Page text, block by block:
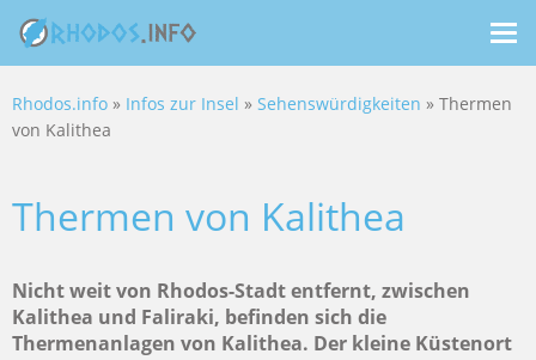
Rhodos.info » Infos zur Insel » Sehenswürdigkeiten » Thermen
von Kalithea
Thermen von Kalithea
Nicht weit von Rhodos-Stadt entfernt, zwischen
Kalithea und Faliraki, befinden sich die
Thermenanlagen von Kalithea. Der kleine Küstenort